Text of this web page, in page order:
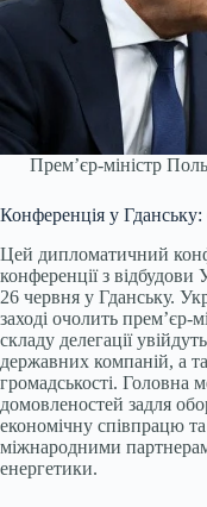
Прем’єр-міністр
Конференція у Гданську:
Цей дипломатичний
конференції з відбудови
26 червня у Гданську.
заході очолить
складу делегації
державних компаній, а
громадськості. Головна
домовленостей задля
економічну співпрацю
міжнародними
енергетики.